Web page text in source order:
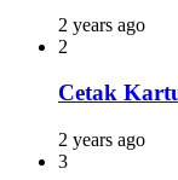
2 years ago
2
Cetak
2 years ago
3